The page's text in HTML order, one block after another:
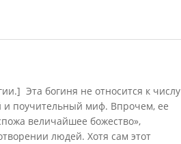
Эта богиня не относится к числу
и поучительный миф. Впрочем, ее
величайшее божество»,
людей. Хотя сам этот